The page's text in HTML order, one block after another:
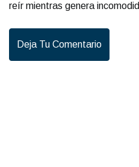
reír mientras genera
Deja Tu Comentario